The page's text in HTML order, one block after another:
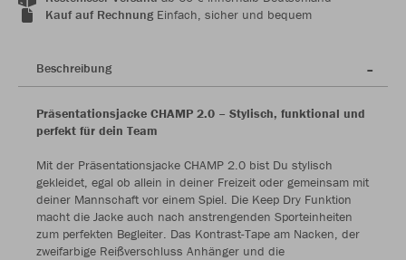
Kauf auf RechnungEinfach, sicher und bequem
Beschreibung
Präsentationsjacke CHAMP 2.0 – Stylisch, funktional und
perfekt für dein Team
Mit der Präsentationsjacke CHAMP 2.0 bist Du stylisch
gekleidet, egal ob allein in deiner Freizeit oder gemeinsam mit
deiner Mannschaft vor einem Spiel. Die Keep Dry Funktion
macht die Jacke auch nach anstrengenden Sporteinheiten
zum perfekten Begleiter. Das Kontrast-Tape am Nacken, der
zweifarbige Reißverschluss Anhänger und die